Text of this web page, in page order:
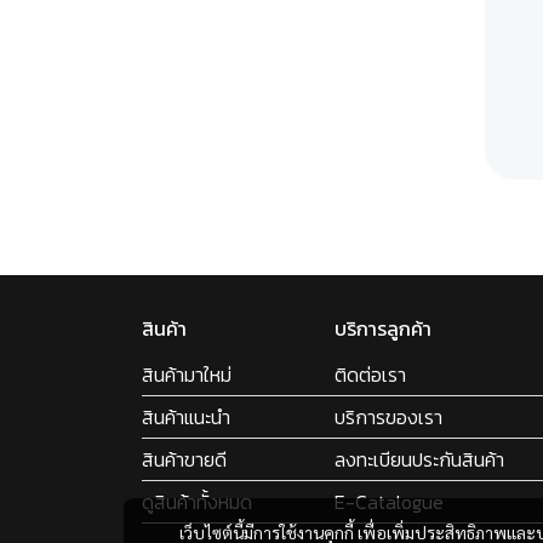
เว็บไซต์นี้มีการใช้งานคุกกี้ เพื่อเพิ่มประสิทธิภาพแล
สินค้า
สินค้ามาใหม่
สินค้าแนะนำ
สินค้าขายดี
ดูสินค้าทั้งหมด
บริการลูกค้า
ติดต่อเรา
บริการของเรา
ลงทะเบียนประกันสินค้า
E-Catalogue